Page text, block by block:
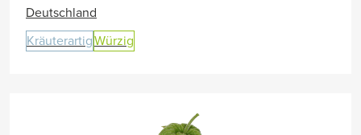
Deutschland
KräuterartigWürzig